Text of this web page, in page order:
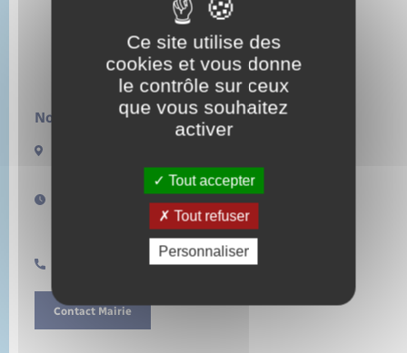
Nous contacter :
27480 LORLEAU
Horaires d'ouverture :
Lundi de 14h à 17h
Samedi de 11h à 12h
Contact Mairie
Ce site utilise des
cookies et vous donne
le contrôle sur ceux
que vous souhaitez
activer
Tout accepter
Tout refuser
Personnaliser